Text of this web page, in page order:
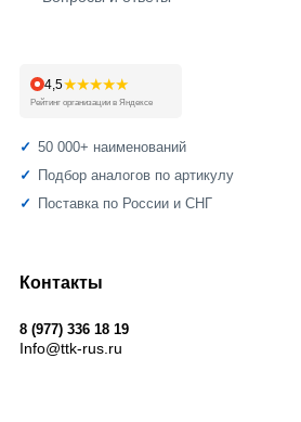
4,5★★★★★
Рейтинг организации в Яндексе
50 000+ наименований
Подбор аналогов по артикулу
Поставка по России и СНГ
Контакты
8 (977) 336 18 19
Info@ttk-rus.ru